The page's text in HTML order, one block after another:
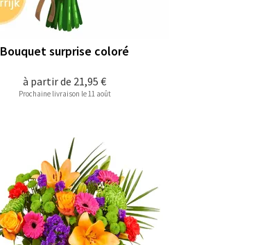
à partir de 21,95 €
Bouquet surprise coloré
Prochaine livraison le 11 août